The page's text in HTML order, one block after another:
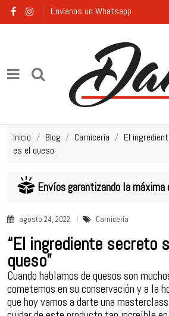
Envíanos un Whatsapp
Inicio Blog Carnicería
El
es el queso
Envíos garantizando la
agosto 24, 2022 Carnicería
“El ingrediente secreto
queso”
Cuando hablamos de quesos son
cometemos en su conservación y a la
que hoy vamos a darte una